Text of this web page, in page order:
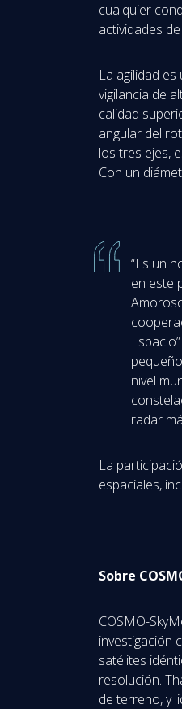
cualquier
actividades
La agilidad
vigilancia de
calidad
angular del
los tres ejes,
Con un
“Es un
en este
nivel
radar
La
espaciales,
Sobre
COSMO-
investigación
satélites
resolución.
de terreno, y